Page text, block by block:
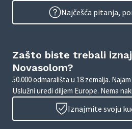
Najčešća pitanja,
Zašto biste trebali
Novasolom?
50.000 odmarališta u 18 zemalja.
Uslužni uredi diljem Europe. Nema
Iznajmite svoju